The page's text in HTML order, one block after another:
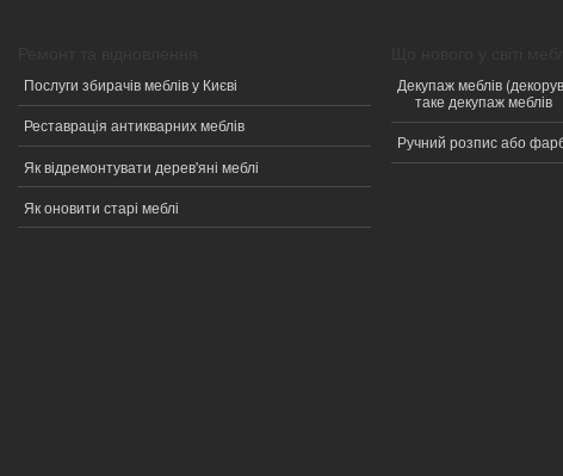
Послуги збирачів меблів у Києві
Реставрація антикварних меблів
Як відремонтувати дерев'яні меблі
Як оновити старі меблі
Декупаж меблів
таке декупаж меблів
Ручний розпис або